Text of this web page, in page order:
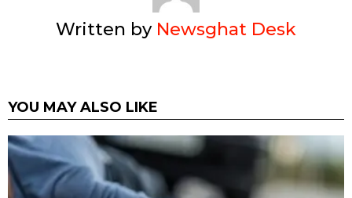
Written by Newsghat Desk
YOU MAY ALSO LIKE